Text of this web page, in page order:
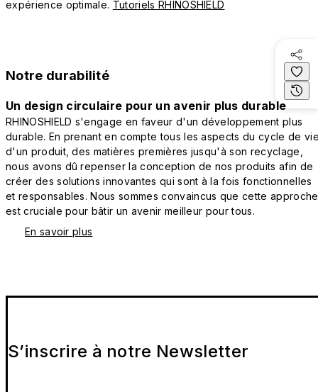
expérience optimale. Tutoriels RHINOSHIELD
Notre durabilité
Un design circulaire pour un avenir plus durable
RHINOSHIELD s'engage en faveur d'un développement plus
durable. En prenant en compte tous les aspects du cycle de
d'un produit, des matières premières jusqu'à son recyclage,
nous avons dû repenser la conception de nos produits afin de
créer des solutions innovantes qui sont à la fois fonctionnelles
et responsables. Nous sommes convaincus que cette approche
est cruciale pour bâtir un avenir meilleur pour tous.
En savoir plus
S’inscrire à notre Newsletter